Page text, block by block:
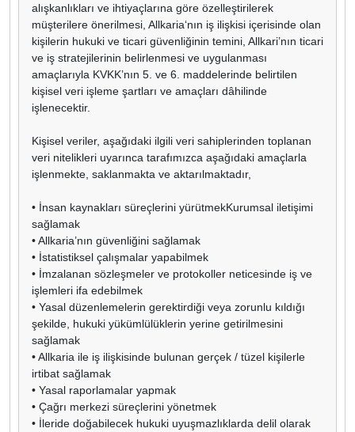
alışkanlıkları ve ihtiyaçlarına göre özelleştirilerek
müşterilere önerilmesi, Allkaria‘nın iş ilişkisi içerisinde olan
kişilerin hukuki ve ticari güvenliğinin temini, Allkari’nın ticari
ve iş stratejilerinin belirlenmesi ve uygulanması
amaçlarıyla KVKK’nın 5. ve 6. maddelerinde belirtilen
kişisel veri işleme şartları ve amaçları dâhilinde
işlenecektir.
Kişisel veriler, aşağıdaki ilgili veri sahiplerinden toplanan
veri nitelikleri uyarınca tarafımızca aşağıdaki amaçlarla
işlenmekte, saklanmakta ve aktarılmaktadır,
• İnsan kaynakları süreçlerini yürütmekKurumsal iletişimi
sağlamak
• Allkaria’nın güvenliğini sağlamak
• İstatistiksel çalışmalar yapabilmek
• İmzalanan sözleşmeler ve protokoller neticesinde iş ve
işlemleri ifa edebilmek
• Yasal düzenlemelerin gerektirdiği veya zorunlu kıldığı
şekilde, hukuki yükümlülüklerin yerine getirilmesini
sağlamak
• Allkaria ile iş ilişkisinde bulunan gerçek / tüzel kişilerle
irtibat sağlamak
• Yasal raporlamalar yapmak
• Çağrı merkezi süreçlerini yönetmek
• İleride doğabilecek hukuki uyuşmazlıklarda delil olarak